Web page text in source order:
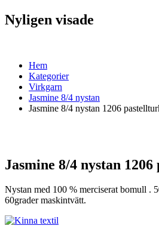
Nyligen visade
Hem
Kategorier
Virkgarn
Jasmine 8/4 nystan
Jasmine 8/4 nystan 1206
Jasmine 8/4 nystan
Nystan med 100 % merciserat bomull .
60grader maskintvätt.